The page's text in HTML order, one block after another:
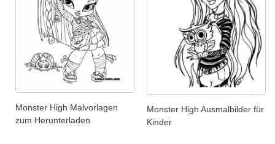
Monster High Malvorlagen
zum Herunterladen
Monster High Ausmalbilder für
Kinder